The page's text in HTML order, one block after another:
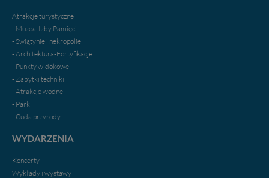
Atrakcje turystyczne
- Muzea-Izby Pamięci
- Świątynie i nekropolie
- Architektura-Fortyfikacje
- Punkty widokowe
- Zabytki techniki
- Atrakcje wodne
- Parki
- Cuda przyrody
WYDARZENIA
Koncerty
Wykłady i wystawy